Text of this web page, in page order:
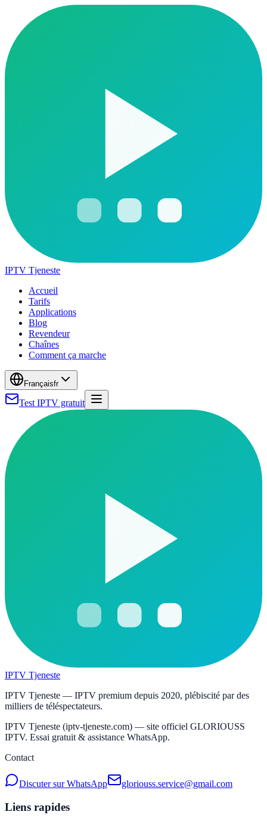
IPTV Tjeneste
Accueil
Tarifs
Applications
Blog
Revendeur
Chaînes
Comment ça marche
Françaisfr
Test IPTV gratuit
IPTV Tjeneste
IPTV Tjeneste — IPTV premium depuis 2020, plébiscité par des
milliers de téléspectateurs.
IPTV Tjeneste (iptv-tjeneste.com) — site officiel GLORIOUSS
IPTV. Essai gratuit & assistance WhatsApp.
Contact
Discuter sur WhatsApp gloriouss.service@gmail.com
Liens rapides